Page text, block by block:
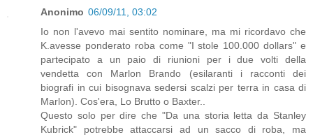
Anonimo 06/09/11, 03:02
Io non l'avevo mai sentito nominare, ma mi ricordavo che
K.avesse ponderato roba come "I stole 100.000 dollars" e
partecipato a un paio di riunioni per i due volti della
vendetta con Marlon Brando (esilaranti i racconti dei
biografi in cui bisognava sedersi scalzi per terra in casa di
Marlon). Cos'era, Lo Brutto o Baxter..
Questo solo per dire che "Da una storia letta da Stanley
Kubrick" potrebbe attaccarsi ad un sacco di roba, ma